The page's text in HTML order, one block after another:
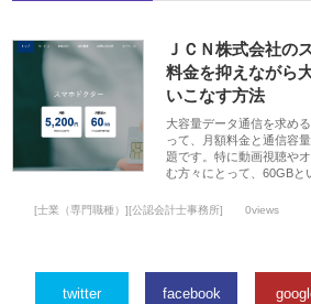
ＪＣＮ株式会社の
料金を抑えながら
いこなす方法
大容量データ通信を求め
って、月額料金と通信容
題です。特に動画視聴や
む方々にとって、60GBと
[士業（専門職種）][公認会計士事務所] 0views
twitter facebook